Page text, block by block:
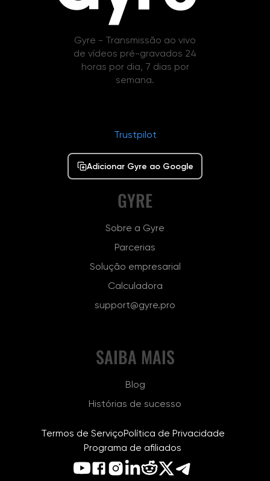
Gyre - Transmissão ao vivo
de vídeos pré-gravados 24
horas por dia, 7 dias por
semana.
Trustpilot
Adicionar Gyre ao Google
GYRE
Sobre a Gyre
Parcerias
Solução empresarial
Calculadora
support@gyre.pro
SAIBA MAIS
Blog
Histórias de sucesso
Termos de ServiçoPolítica de Privacidade
Programa de afiliados